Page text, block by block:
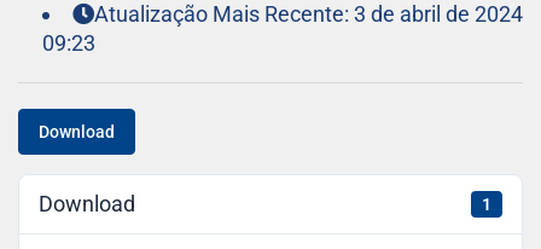
Atualização Mais Recente: 3 de abril de 2024
09:23
Download
Download 1